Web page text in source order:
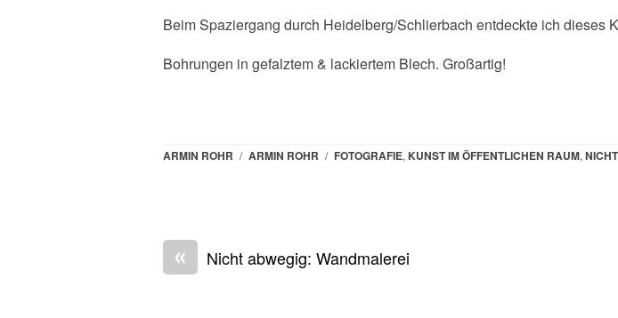
Beim Spaziergang durch Heidelberg/Schlierbach entdeckte ich dieses
Bohrungen in gefalztem & lackiertem Blech. Großartig!
ARMIN ROHR / ARMIN ROHR / FOTOGRAFIE, KUNST IM ÖFFENTLICHEN RAUM,
« Nicht abwegig: Wandmalerei